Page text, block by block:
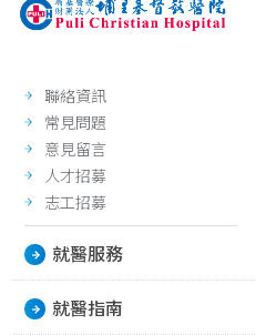
聯絡資訊
常見問題
意見留言
人才招募
志工招募
就醫服務
就醫指南